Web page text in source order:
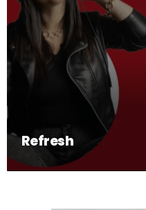
Refresh